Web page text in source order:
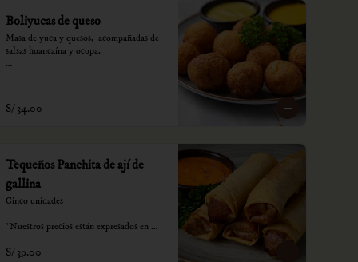
Boliyucas de queso
Masa de yuca y quesos,  acompañadas de
salsas huancaína y ocopa.
recargo al consumo.
S/ 34.00
Tequeños Panchita de ají de
gallina
Cinco unidades
*Nuestros precios están expresados en
recargo al consumo.
S/ 39.00